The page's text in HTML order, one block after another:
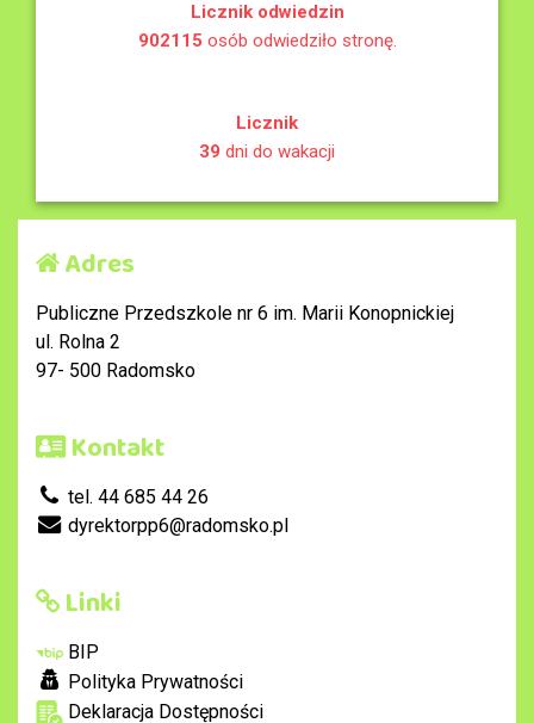
Licznik odwiedzin
902115 osób odwiedziło stronę.
Licznik
39 dni do wakacji
Adres
Publiczne Przedszkole nr 6 im. Marii Konopnickiej
ul. Rolna 2
97- 500 Radomsko
Kontakt
tel. 44 685 44 26
dyrektorpp6@radomsko.pl
Linki
BIP
Polityka Prywatności
Deklaracja Dostępności